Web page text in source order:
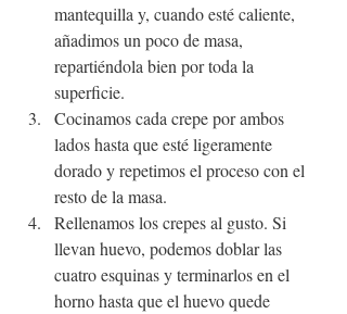
mantequilla y, cuando esté caliente,
añadimos un poco de masa,
repartiéndola bien por toda la
superficie.
Cocinamos cada crepe por ambos
lados hasta que esté ligeramente
dorado y repetimos el proceso con el
resto de la masa.
Rellenamos los crepes al gusto. Si
llevan huevo, podemos doblar las
cuatro esquinas y terminarlos en el
horno hasta que el huevo quede